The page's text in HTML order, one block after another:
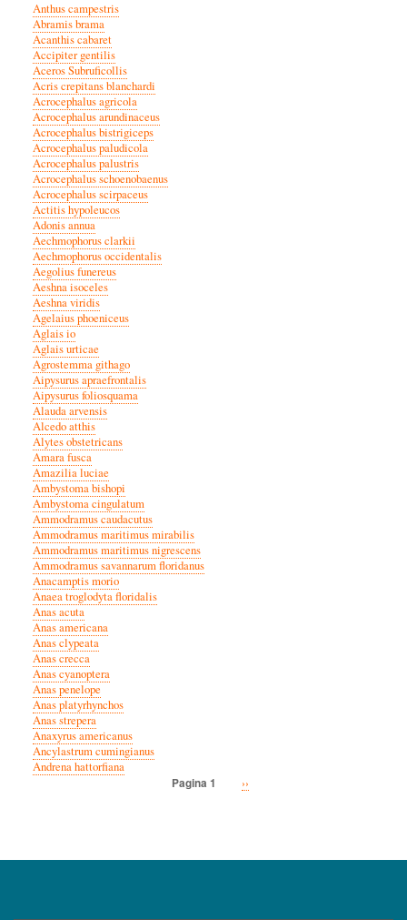
Anthus campestris
Abramis brama
Acanthis cabaret
Accipiter gentilis
Aceros Subruficollis
Acris crepitans blanchardi
Acrocephalus agricola
Acrocephalus arundinaceus
Acrocephalus bistrigiceps
Acrocephalus paludicola
Acrocephalus palustris
Acrocephalus schoenobaenus
Acrocephalus scirpaceus
Actitis hypoleucos
Adonis annua
Aechmophorus clarkii
Aechmophorus occidentalis
Aegolius funereus
Aeshna isoceles
Aeshna viridis
Agelaius phoeniceus
Aglais io
Aglais urticae
Agrostemma githago
Aipysurus apraefrontalis
Aipysurus foliosquama
Alauda arvensis
Alcedo atthis
Alytes obstetricans
Amara fusca
Amazilia luciae
Ambystoma bishopi
Ambystoma cingulatum
Ammodramus caudacutus
Ammodramus maritimus mirabilis
Ammodramus maritimus nigrescens
Ammodramus savannarum floridanus
Anacamptis morio
Anaea troglodyta floridalis
Anas acuta
Anas americana
Anas clypeata
Anas crecca
Anas cyanoptera
Anas penelope
Anas platyrhynchos
Anas strepera
Anaxyrus americanus
Ancylastrum cumingianus
Andrena hattorfiana
Pagina 1
Volgende
››